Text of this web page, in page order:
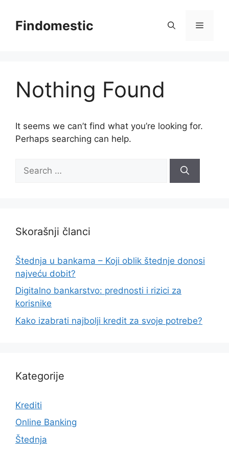
contentFindomestic Menu
Nothing Found
It seems we can’t find what you’re looking for.
Perhaps searching can help.
for:
Skorašnji članci
Štednja u bankama – Koji oblik štednje donosi
najveću dobit?
Digitalno bankarstvo: prednosti i rizici za
korisnike
Kako izabrati najbolji kredit za svoje potrebe?
Kategorije
Krediti
Online Banking
Štednja